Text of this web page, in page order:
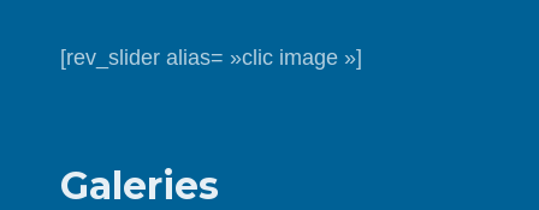
[rev_slider alias= »clic image »]
Galeries